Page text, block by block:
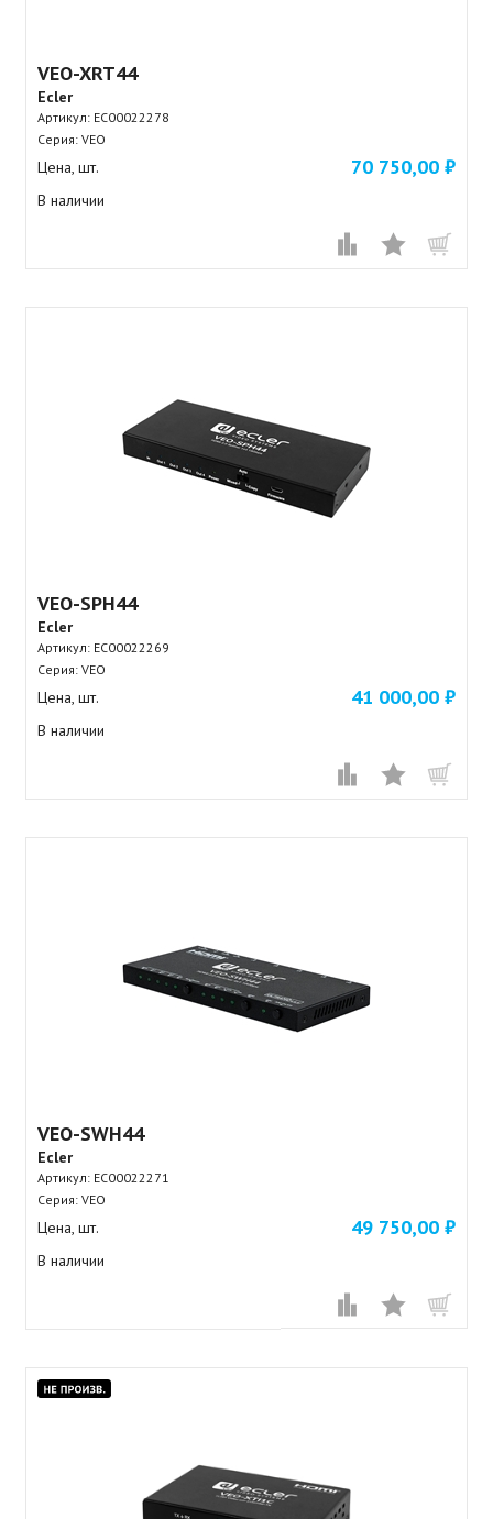
VEO-XRT44
Ecler
Артикул: EC00022278
Серия: VEO
Цена, шт. 70 750,00 ₽
В наличии
VEO-SPH44
Ecler
Артикул: EC00022269
Серия: VEO
Цена, шт. 41 000,00 ₽
В наличии
VEO-SWH44
Ecler
Артикул: EC00022271
Серия: VEO
Цена, шт. 49 750,00 ₽
В наличии